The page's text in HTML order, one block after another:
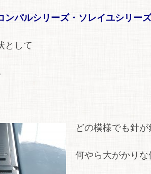
ンパルシリーズ・ソレイユシリー
として
どの模様でも針
何やら大がかりな